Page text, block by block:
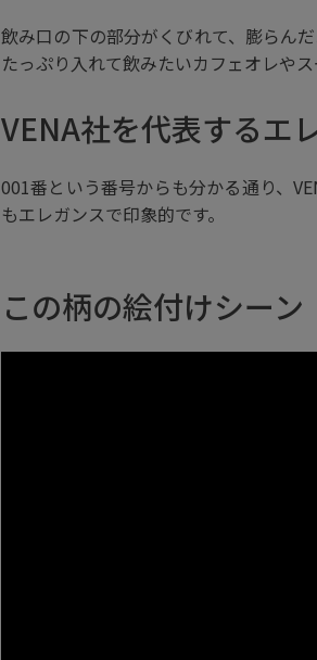
飲み口の下の部分がくびれて、膨らん
たっぷり入れて飲みたいカフェオレや
VENA社を代表するエ
001番という番号からも分かる通り、
もエレガンスで印象的です。
この柄の絵付けシーン